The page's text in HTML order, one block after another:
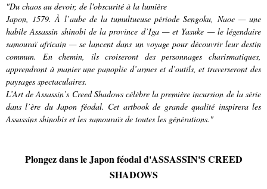
"Du chaos au devoir, de l'obscurité à la lumière
Japon, 1579. À l’aube de la tumultueuse période Sengoku, Naoe — une
habile Assassin shinobi de la province d’Iga — et Yasuke — le légendaire
samouraï africain — se lancent dans un voyage pour découvrir leur destin
commun. En chemin, ils croiseront des personnages charismatiques,
apprendront à manier une panoplie d’armes et d’outils, et traverseront des
paysages spectaculaires.
L’Art de Assassin’s Creed Shadowscélèbre la première incursion de la série
dans l’ère du Japon féodal. Cet artbook de grande qualité inspirera les
Assassins shinobis et les samouraïs de toutes les générations."
Plongez dans le Japon féodal d'ASSASSIN'S CREED
SHADOWS